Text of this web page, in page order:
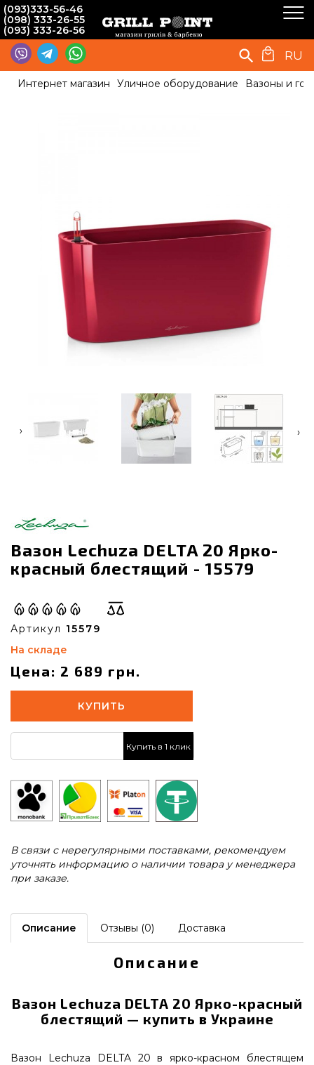
(093)333-56-46
(098) 333-26-55
(093) 333-26-56
RU
Интернет магазин Уличное оборудование Вазоны и
‹ ›
Вазон Lechuza DELTA 20 Ярко-
красный блестящий - 15579
Артикул 15579
На складе
Цена: 2 689 грн.
КУПИТЬ
Купить в 1 клик
В связи с нерегулярными поставками, рекомендуем
уточнять информацию о наличии товара у менеджера
при заказе.
Описание Отзывы (0) Доставка
Описание
Вазон Lechuza DELTA 20 Ярко-красный
блестящий — купить в Украине
Вазон Lechuza DELTA 20 в ярко-красном блестящем